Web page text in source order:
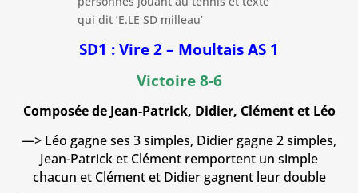
SD1 : Vire 2 – Moultais AS 1
Victoire 8-6
Composée de Jean-Patrick, Didier, Clément et Léo
—> Léo gagne ses 3 simples, Didier gagne 2 simples,
Jean-Patrick et Clément remportent un simple
chacun et Clément et Didier gagnent leur double